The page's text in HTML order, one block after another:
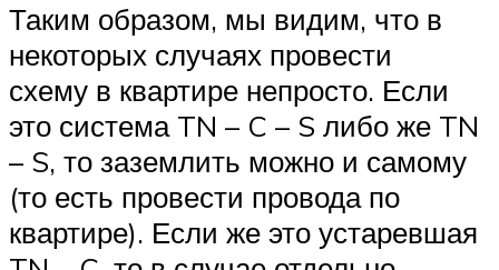
Таким образом, мы видим, что в
некоторых случаях провести
схему в квартире непросто. Если
это система TN – C – S либо же TN
– S, то заземлить можно и самому
(то есть провести провода по
квартире). Если же это устаревшая